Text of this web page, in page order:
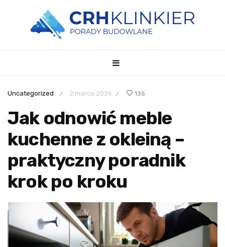
Uncategorized / 2 marca 2026 / 135
Jak odnowić meble
kuchenne z okleiną –
praktyczny poradnik
krok po kroku